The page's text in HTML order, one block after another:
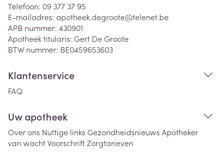
Telefoon: 09 377 37 95
E-mailadres: apotheek.degroote@telenet.be
APB nummer: 430901
Apotheek titularis: Gert De Groote
BTW nummer: BE0459653603
Klantenservice
FAQ
Uw apotheek
Over ons Nuttige links Gezondheidsnieuws Apotheker
van wachtVoorschriftZorgtarieven